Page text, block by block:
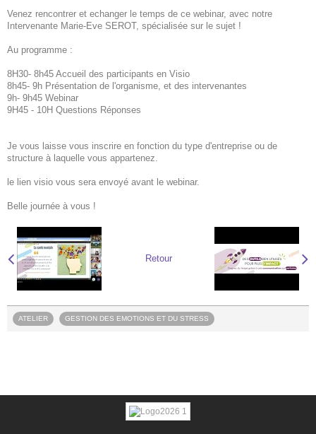
Venez rencontrer et echanger le temps de ce webinar, avec notre
Intervenante Marie-Eve SEROT, spécialisée sur le sujet !
Au programme :
8H30- 8h45 Accueil des participants en Visio
8h45- 9h Présentation de l'organisme, et des intervenantes
9h- 9h45 Webinar
9H45 - 10H Questions Réponses
Je vous laisse vous inscrire en fonction du type d'entreprise ou de
structure à laquelle vous appartenez.
le lien visio vous sera envoyé avant le webinar.
Belle journée à vous !
Retour
ATELIER GESTION DES EMOTIONS ET DU STRESS